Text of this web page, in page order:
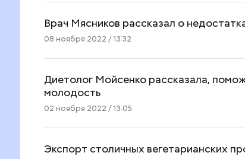
Врач Мясников рассказал о
08 ноября 2022 / 13:32
Диетолог Мойсенко рассказала,
молодость
02 ноября 2022 / 13:05
Экспорт столичных вегетарианских